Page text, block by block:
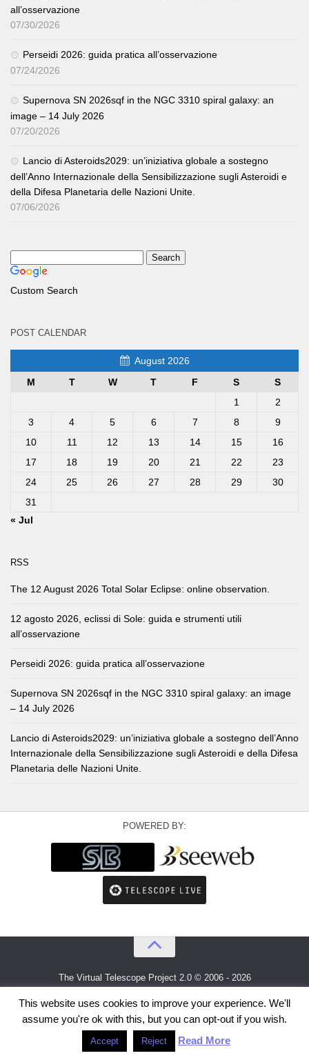
all’osservazione
07/30/2026
Perseidi 2026: guida pratica all’osservazione
07/24/2026
Supernova SN 2026sqf in the NGC 3310 spiral galaxy: an
image – 14 July 2026
07/20/2026
Lancio di Asteroids2029: un’iniziativa globale a sostegno
dell’Anno Internazionale della Sensibilizzazione sugli Asteroidi e
della Difesa Planetaria delle Nazioni Unite.
07/06/2026
Custom Search
POST CALENDAR
August 2026
M
T W T F S
S
1
2
3
4 5 6 7 8
9
10
11 12 13 14 15
16
17
18 19 20 21 22
23
24
25 26 27 28 29
30
31
« Jul
RSS
The 12 August 2026 Total Solar Eclipse: online observation.
12 agosto 2026, eclissi di Sole: guida e strumenti utili
all’osservazione
Perseidi 2026: guida pratica all’osservazione
Supernova SN 2026sqf in the NGC 3310 spiral galaxy: an image
– 14 July 2026
Lancio di Asteroids2029: un’iniziativa globale a sostegno dell’Anno
Internazionale della Sensibilizzazione sugli Asteroidi e della Difesa
Planetaria delle Nazioni Unite.
POWERED BY:
The Virtual Telescope Project 2.0 © 2006 - 2026
This website uses cookies to improve your experience. We'll
assume you're ok with this, but you can opt-out if you wish.
Accept Reject Read More